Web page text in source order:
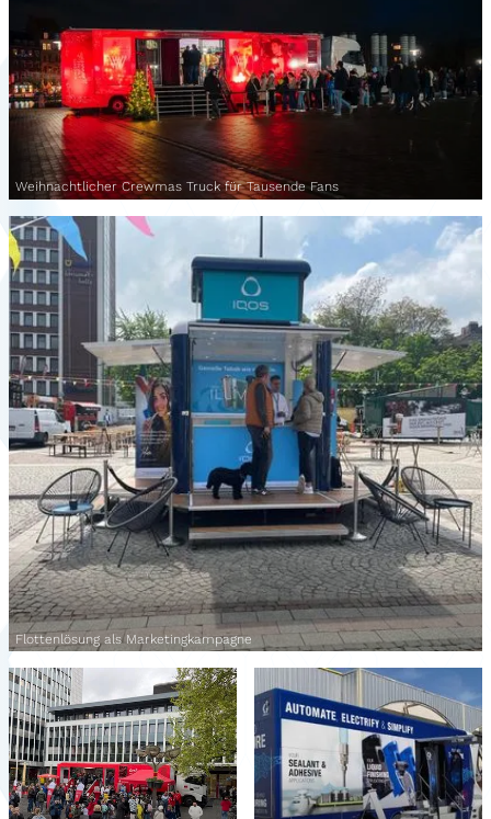
Weihnachtlicher Crewmas Truck für Tausende Fans
Flottenlösung als Marketingkampagne